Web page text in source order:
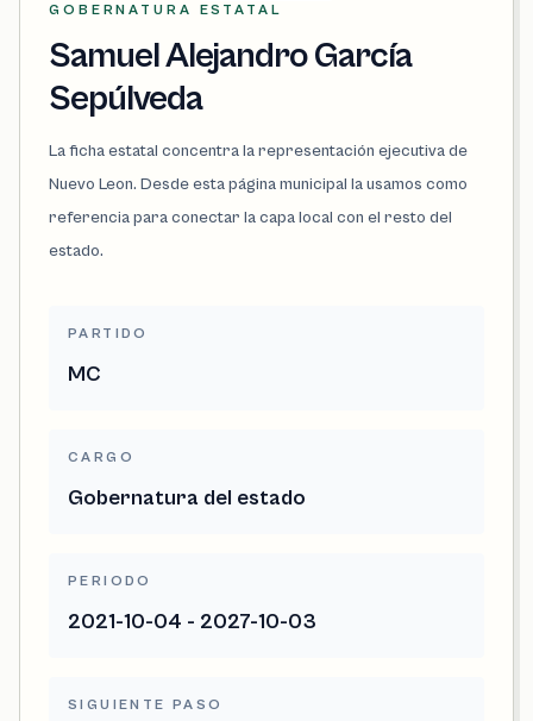
GOBERNATURA ESTATAL
Samuel Alejandro García
Sepúlveda
La ficha estatal concentra la representación ejecutiva de
Nuevo Leon. Desde esta página municipal la usamos como
referencia para conectar la capa local con el resto del
estado.
PARTIDO
MC
CARGO
Gobernatura del estado
PERIODO
2021-10-04 - 2027-10-03
SIGUIENTE PASO